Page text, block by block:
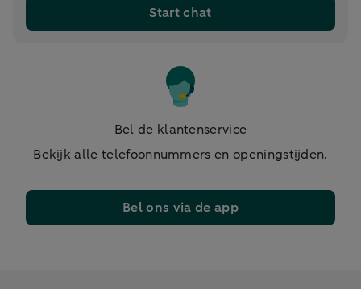
Start chat
Bel de klantenservice
Bekijk alle telefoonnummers en openingstijden.
Bel ons via de app